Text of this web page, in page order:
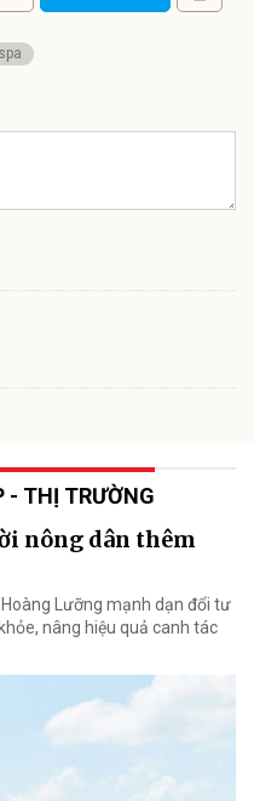
- THỊ TRƯỜNG
nông dân thêm
Lưỡng mạnh dạn đổi tư
nâng hiệu quả canh tác